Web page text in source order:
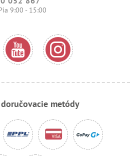
9:00 - 15:00
metódy